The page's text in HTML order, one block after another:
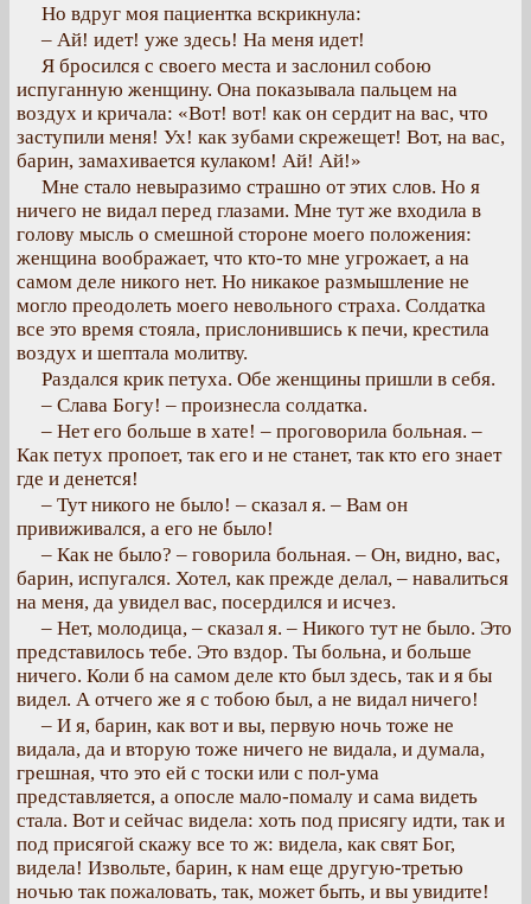
Но вдруг моя пациентка вскрикнула:
– Ай! идет! уже здесь! На меня идет!
Я бросился с своего места и заслонил собою
испуганную женщину. Она показывала пальцем на
воздух и кричала: «Вот! вот! как он сердит на вас, что
заступили меня! Ух! как зубами скрежещет! Вот, на вас,
барин, замахивается кулаком! Ай! Ай!»
Мне стало невыразимо страшно от этих слов. Но я
ничего не видал перед глазами. Мне тут же входила в
голову мысль о смешной стороне моего положения:
женщина воображает, что кто-то мне угрожает, а на
самом деле никого нет. Но никакое размышление не
могло преодолеть моего невольного страха. Солдатка
все это время стояла, прислонившись к печи, крестила
воздух и шептала молитву.
Раздался крик петуха. Обе женщины пришли в себя.
– Слава Богу! – произнесла солдатка.
– Нет его больше в хате! – проговорила больная. –
Как петух пропоет, так его и не станет, так кто его знает
где и денется!
– Тут никого не было! – сказал я. – Вам он
привиживался, а его не было!
– Как не было? – говорила больная. – Он, видно, вас,
барин, испугался. Хотел, как прежде делал, – навалиться
на меня, да увидел вас, посердился и исчез.
– Нет, молодица, – сказал я. – Никого тут не было. Это
представилось тебе. Это вздор. Ты больна, и больше
ничего. Коли б на самом деле кто был здесь, так и я бы
видел. А отчего же я с тобою был, а не видал ничего!
– И я, барин, как вот и вы, первую ночь тоже не
видала, да и вторую тоже ничего не видала, и думала,
грешная, что это ей с тоски или с пол-ума
представляется, а опосле мало-помалу и сама видеть
стала. Вот и сейчас видела: хоть под присягу идти, так и
под присягой скажу все то ж: видела, как свят Бог,
видела! Извольте, барин, к нам еще другую-третью
ночью так пожаловать, так, может быть, и вы увидите!